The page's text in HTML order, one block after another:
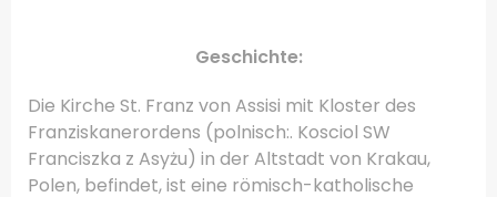
Geschichte:
Die Kirche St. Franz von Assisi mit Kloster des
Franziskanerordens (polnisch:. Kosciol SW
Franciszka z Asyżu) in der Altstadt von Krakau,
Polen, befindet, ist eine römisch-katholische